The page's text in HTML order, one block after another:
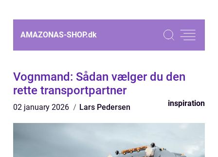
AMAZONAS-SHOP.dk
Vognmand: Sådan vælger du den
rette transportpartner
02 january 2026 Lars Pedersen inspiration